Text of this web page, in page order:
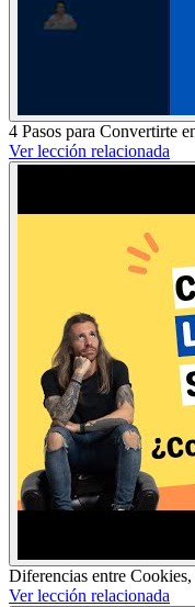
4 Pasos para Convertirte
Ver lección relacionada
Diferencias entre
Ver lección relacionada